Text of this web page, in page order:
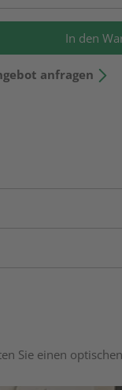
In den
anfragen
Sie einen